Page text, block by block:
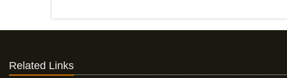
Related Links